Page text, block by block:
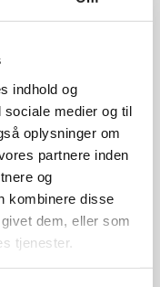
indhold og
medier og til
oplysninger om
partnere inden
og
kombinere disse
dem, eller som
tjenester.
den i tynde
i skiver
par minutter
og steg i 5-